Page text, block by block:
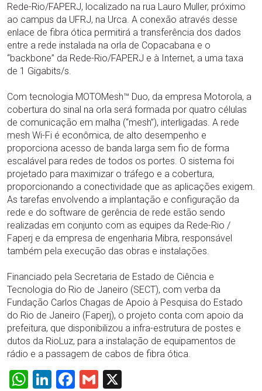
Rede-Rio/FAPERJ, localizado na rua Lauro Muller, próximo
ao campus da UFRJ, na Urca. A conexão através desse
enlace de fibra ótica permitirá a transferência dos dados
entre a rede instalada na orla de Copacabana e o
“backbone” da Rede-Rio/FAPERJ e à Internet, a uma taxa
de 1 Gigabits/s.
Com tecnologia MOTOMesh™ Duo, da empresa Motorola, a
cobertura do sinal na orla será formada por quatro células
de comunicação em malha (“mesh”), interligadas. A rede
mesh Wi-Fi é econômica, de alto desempenho e
proporciona acesso de banda larga sem fio de forma
escalável para redes de todos os portes. O sistema foi
projetado para maximizar o tráfego e a cobertura,
proporcionando a conectividade que as aplicações exigem.
As tarefas envolvendo a implantação e configuração da
rede e do software de gerência de rede estão sendo
realizadas em conjunto com as equipes da Rede-Rio /
Faperj e da empresa de engenharia Mibra, responsável
também pela execução das obras e instalações.
Financiado pela Secretaria de Estado de Ciência e
Tecnologia do Rio de Janeiro (SECT), com verba da
Fundação Carlos Chagas de Apoio à Pesquisa do Estado
do Rio de Janeiro (Faperj), o projeto conta com apoio da
prefeitura, que disponibilizou a infra-estrutura de postes e
dutos da RioLuz, para a instalação de equipamentos de
rádio e a passagem de cabos de fibra ótica.
WhatsApp
LinkedIn
Facebook
Gmail